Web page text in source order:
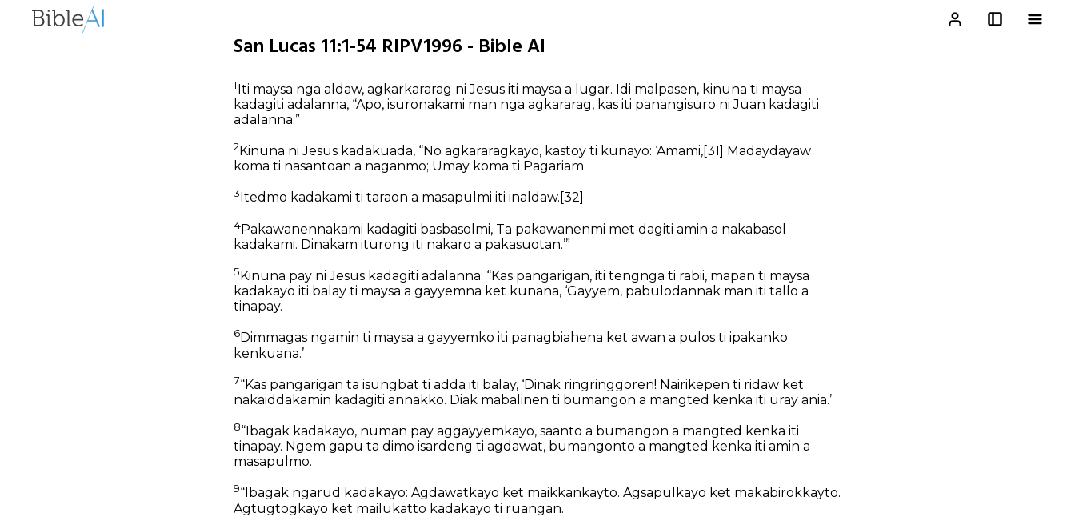
San Lucas 11:1-54 RIPV1996 - Bible AI
1Iti maysa nga aldaw, agkarkararag ni Jesus iti maysa a lugar. Idi malpasen, kinuna ti maysa
kadagiti adalanna, “Apo, isuronakami man nga agkararag, kas iti panangisuro ni Juan kadagiti
adalanna.”
2 Kinuna ni Jesus kadakuada, “No agkararagkayo, kastoy ti kunayo: ‘Amami, [31]
Madaydayaw
koma ti nasantoan a naganmo; Umay koma ti Pagariam.
3 Itedmo kadakami ti taraon a masapulmi iti inaldaw. [32]
4Pakawanennakami kadagiti basbasolmi, Ta pakawanenmi met dagiti amin a nakabasol
kadakami. Dinakam iturong iti nakaro a pakasuotan.’”
5 Kinuna pay ni Jesus kadagiti adalanna: “Kas pangarigan, iti tengnga ti rabii, mapan ti maysa
kadakayo iti balay ti maysa a gayyemna ket kunana, ‘Gayyem, pabulodannak man iti tallo a
tinapay.
6Dimmagas ngamin ti maysa a gayyemko iti panagbiahena ket awan a pulos ti ipakanko
kenkuana.’
7“Kas pangarigan ta isungbat ti adda iti balay, ‘Dinak ringringgoren! Nairikepen ti ridaw ket
nakaiddakamin kadagiti annakko. Diak mabalinen ti bumangon a mangted kenka iti uray ania.’
8“Ibagak kadakayo, numan pay aggayyemkayo, saanto a bumangon a mangted kenka iti
tinapay. Ngem gapu ta dimo isardeng ti agdawat, bumangonto a mangted kenka iti amin a
masapulmo.
9“Ibagak ngarud kadakayo: Agdawatkayo ket maikkankayto. Agsapulkayo ket makabirokkayto.
Agtugtogkayo ket mailukatto kadakayo ti ruangan.